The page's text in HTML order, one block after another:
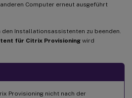
Computer erneut ausgeführt
den Installationsassistenten zu beenden.
für Citrix Provisioning wird
Provisioning nicht nach der